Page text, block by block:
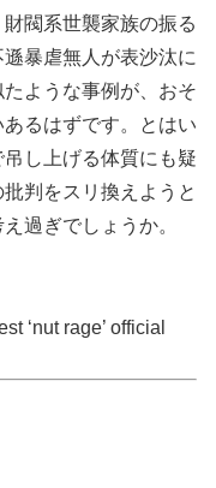
閥系世襲家族の振る
暴虐無人が表沙汰に
ような事例が、おそ
るはずです。とはい
し上げる体質にも疑
判をスリ換えようと
過ぎでしょうか。
‘nut rage’ official